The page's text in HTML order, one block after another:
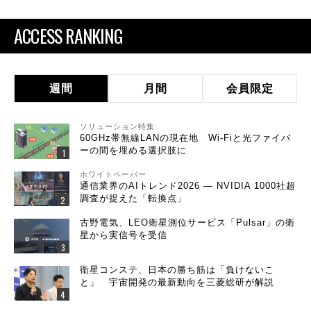
ACCESS RANKING
週間 月間 会員限定
ソリューション特集
60GHz帯無線LANの現在地 Wi-Fiと光ファイバ
ーの間を埋める選択肢に
ホワイトペーパー
通信業界のAIトレンド2026 ― NVIDIA 1000社超
調査が捉えた「転換点」
古野電気、LEO衛星測位サービス「Pulsar」の衛
星から実信号を受信
衛星コンステ、日本の勝ち筋は「負けないこ
と」 宇宙開発の最新動向を三菱総研が解説